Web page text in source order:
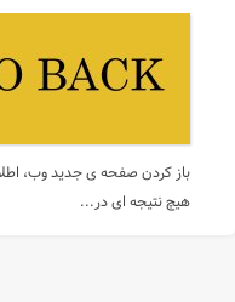
باز کردن صفحه ی جدید وب،
هیچ نتیجه ای در...